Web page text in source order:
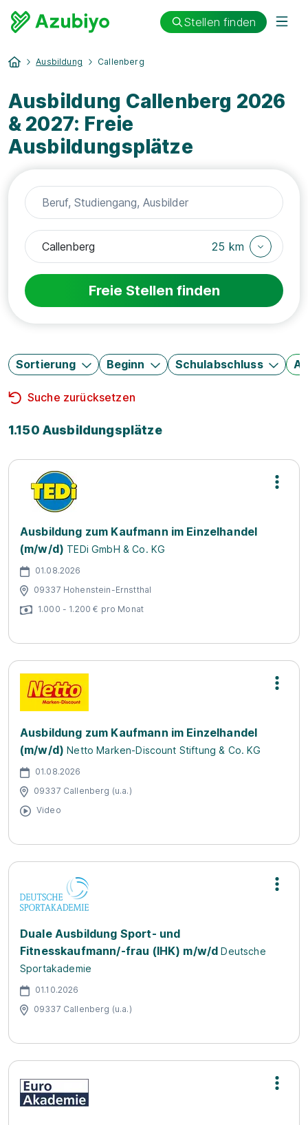
Stellen finden
Ausbildung Callenberg
Ausbildung Callenberg 2026
& 2027: Freie
Ausbildungsplätze
25 km
Freie Stellen finden
Sortierung Beginn Schulabschluss
Suche zurücksetzen
1.150 Ausbildungsplätze
Ausbildung zum Kaufmann im Einzelhandel
(m/w/d) TEDi GmbH & Co. KG
01.08.2026
09337 Hohenstein-Ernstthal
1.000 - 1.200 € pro Monat
Ausbildung zum Kaufmann im Einzelhandel
(m/w/d) Netto Marken-Discount Stiftung & Co. KG
01.08.2026
09337 Callenberg (u.a.)
Video
Duale Ausbildung Sport- und
Fitnesskaufmann/-frau (IHK) m/w/d Deutsche
Sportakademie
01.10.2026
09337 Callenberg (u.a.)